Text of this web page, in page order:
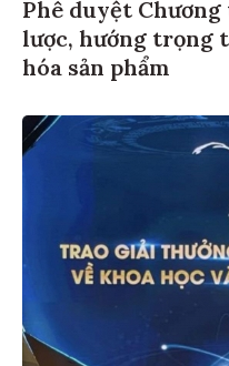
Phê duyệt
lược, hướng trọng
hóa sản phẩm